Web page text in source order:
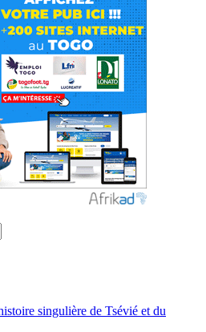
singulière de Tsévié et du